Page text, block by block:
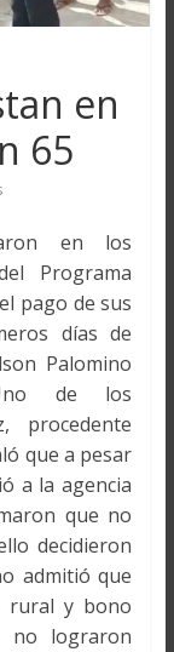
en
65
en los
Programa
pago de sus
días de
Palomino
de los
procedente
que a pesar
a la agencia
que no
decidieron
admitió que
rural y bono
no lograron